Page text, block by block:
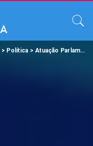
> Política >Atuação Parlamentar